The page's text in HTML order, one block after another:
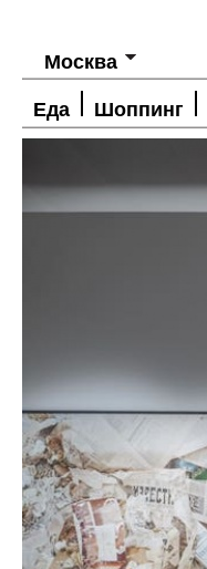
Москва
Еда Шоппинг